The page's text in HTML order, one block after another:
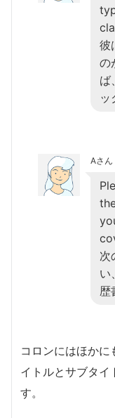
彼
の
ば
ッ
Aさん
次
い
歴
コロンにはほかに
イトルとサブタイ
す。